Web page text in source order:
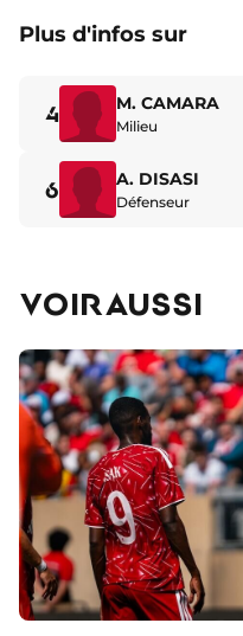
Plus d'infos sur
4 M. CAMARA
Milieu
6 A. DISASI
Défenseur
VOIR AUSSI